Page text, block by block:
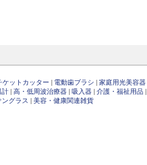
ケットカッター | 電動歯ブラシ | 家庭用光美容器
計 | 高・低周波治療器 | 吸入器 | 介護・福祉用品 |
ングラス | 美容・健康関連雑貨